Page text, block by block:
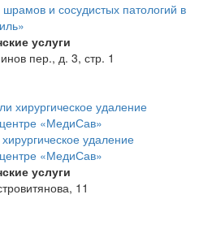
и сосудистых патологий в
услуги
пер., д. 3, стр. 1
удаление
«МедиСав»
услуги
11